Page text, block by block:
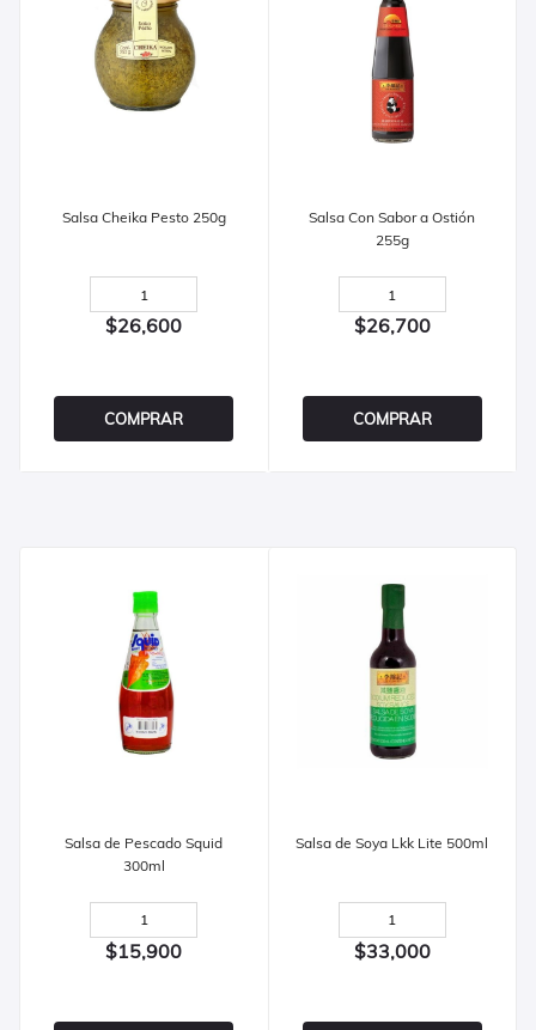
Salsa Cheika Pesto 250g
$26,600
COMPRAR
Salsa Con Sabor a Ostión
255g
$26,700
COMPRAR
Salsa de Pescado Squid
300ml
$15,900
Salsa de Soya Lkk Lite 500ml
$33,000